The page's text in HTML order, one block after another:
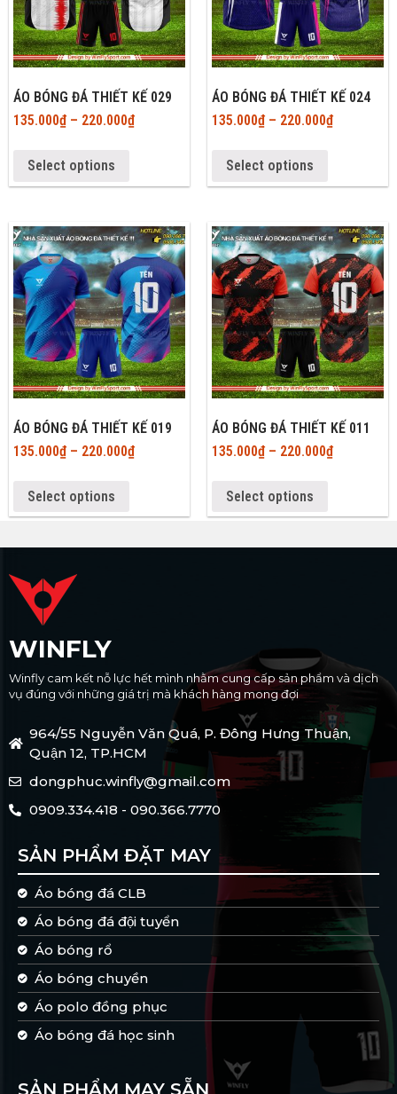
ÁO BÓNG ĐÁ THIẾT KẾ 029
135.000₫– 220.000₫
Select options
ÁO BÓNG ĐÁ THIẾT KẾ 024
135.000₫– 220.000₫
Select options
ÁO BÓNG ĐÁ THIẾT KẾ 019
135.000₫– 220.000₫
Select options
ÁO BÓNG ĐÁ THIẾT KẾ 011
135.000₫– 220.000₫
Select options
WINFLY
Winfly cam kết nỗ lực hết mình nhằm cung cấp sản phẩm và dịch
vụ đúng với những giá trị mà khách hàng mong đợi
964/55 Nguyễn Văn Quá, P. Đông Hưng Thuận,
Quận 12, TP.HCM
dongphuc.winfly@gmail.com
0909.334.418 - 090.366.7770
SẢN PHẨM ĐẶT MAY
Áo bóng đá CLB
Áo bóng đá đội tuyển
Áo bóng rổ
Áo bóng chuyền
Áo polo đồng phục
Áo bóng đá học sinh
SẢN PHẨM MAY SẴN